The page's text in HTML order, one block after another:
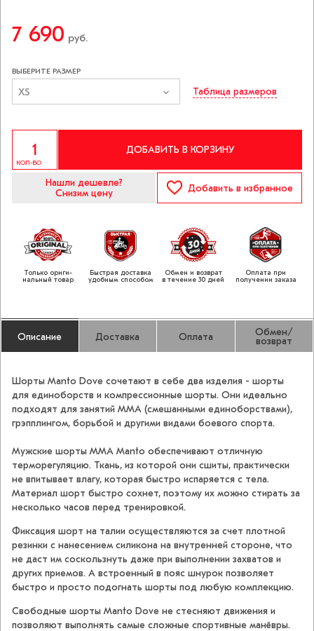
7 690 руб.
ВЫБЕРИТЕ РАЗМЕР
XS Таблица размеров
КОЛ-ВО
ДОБАВИТЬ В КОРЗИНУ
Нашли дешевле?
Снизим цену
Добавить в избранное
Только ориги­
нальный товар
Быстрая доставка
удобным способом
Обмен и возврат
в течение 30 дней
Оплата при
получении заказа
Описание Доставка Оплата Обмен/
возврат
Шорты Manto Dove сочетают в себе два изделия - шорты
для единоборств и компрессионные шорты. Они идеально
подходят для занятий ММА (смешанными единоборствами),
грэпплингом, борьбой и другими видами боевого спорта.
Мужские шорты ММА Manto обеспечивают отличную
терморегуляцию. Ткань, из которой они сшиты, практически
не впитывает влагу, которая быстро испаряется с тела.
Материал шорт быстро сохнет, поэтому их можно стирать за
несколько часов перед тренировкой.
Фиксация шорт на талии осуществляются за счет плотной
резинки с нанесением силикона на внутренней стороне, что
не даст им соскользнуть даже при выполнении захватов и
других приемов. А встроенный в пояс шнурок позволяет
быстро и просто подогнать шорты под любую комплекцию.
Свободные шорты Manto Dove не стесняют движения и
позволяют выполнять самые сложные спортивные манёвры.